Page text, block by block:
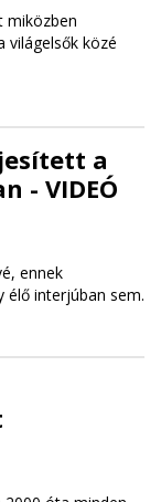
miközben
világelsők közé
a
- VIDEÓ
ennek
élő interjúban sem.